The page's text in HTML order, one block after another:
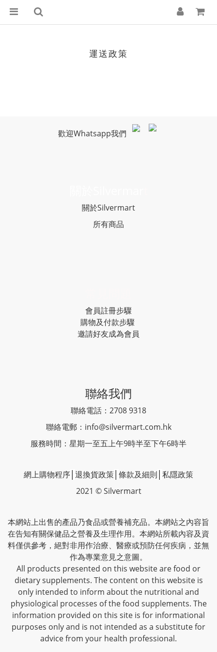
運送政策
歡迎Whatsapp我們
關於Silvermart
所有商品
會員註冊步驟
購物及付款步驟
邀請好友成為會員
聯絡我們
聯絡電話：2708 9318
聯絡電郵： info@silvermart.com.hk
服務時間：星期一至五上午9時半至下午6時半
網上購物程序 退換貨政策 條款及細則 私隱政策
2021 © Silvermart
本網站上出售的產品乃食品或營養補充品。本網站之內容旨
在告知有關保健品之營養及生理作用。本網站所載內容及資
料僅供參考，絕對非用作治療、醫療或預防任何疾病，並無
作為專業意見之意圖。
All products presented on this website are food or
dietary supplements. The content on this website is
only intended to inform about the nutritional and
physiological processes of the food supplements. The
information provided on this site is for informational
purposes only and is not intended as a substitute for
advice from your health professional.